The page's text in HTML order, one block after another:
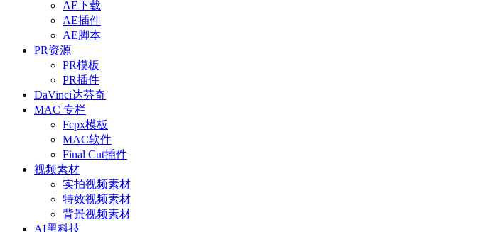
AE下载
AE插件
AE脚本
PR资源
PR模板
PR插件
DaVinci达芬奇
MAC 专栏
Fcpx模板
MAC软件
Final Cut插件
视频素材
实拍视频素材
特效视频素材
背景视频素材
AI黑科技